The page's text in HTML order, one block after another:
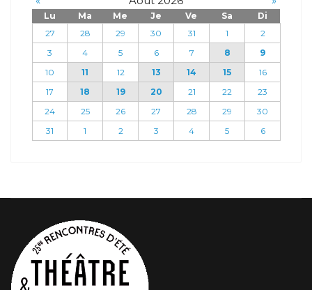
Lu Ma Me Je Ve Sa
Di
27
28 29 30 31 1
2
3
4 5 6 7 8
9
10
11 12 13 14 15
16
17
18 19 20 21 22
23
24
25 26 27 28 29
30
31
1 2 3 4 5 6